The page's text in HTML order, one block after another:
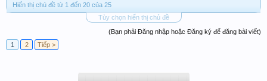
Hiển thị chủ đề từ 1 đến 20 của 25
Tùy chọn hiển thị chủ đề
(Bạn phải Đăng nhập hoặc Đăng ký để đăng bài viết)
1
2 Tiếp >